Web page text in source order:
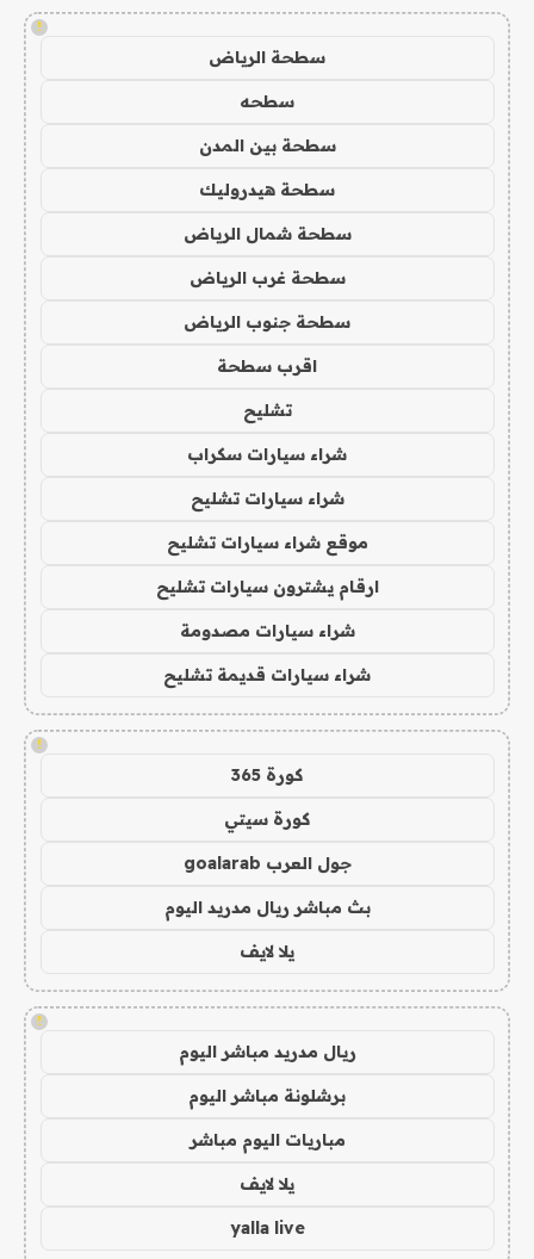
!
سطحة الرياض
سطحه
سطحة بين المدن
سطحة هيدروليك
سطحة شمال الرياض
سطحة غرب الرياض
سطحة جنوب الرياض
اقرب سطحة
تشليح
شراء سيارات سكراب
شراء سيارات تشليح
موقع شراء سيارات تشليح
ارقام يشترون سيارات تشليح
شراء سيارات مصدومة
شراء سيارات قديمة تشليح
!
كورة 365
كورة سيتي
جول العرب goalarab
بث مباشر ريال مدريد اليوم
يلا لايف
!
ريال مدريد مباشر اليوم
برشلونة مباشر اليوم
مباريات اليوم مباشر
يلا لايف
yalla live